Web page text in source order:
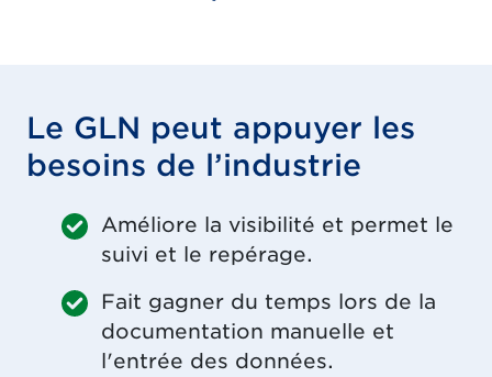
Le GLN peut appuyer les
besoins de l’industrie
Améliore la visibilité et permet le
suivi et le repérage.
Fait gagner du temps lors de la
documentation manuelle et
l'entrée des données.